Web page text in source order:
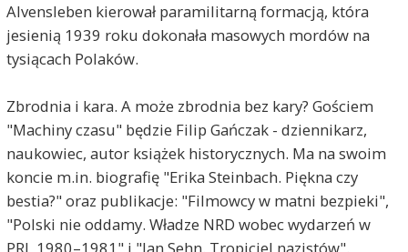
Alvensleben kierował paramilitarną formacją, która
jesienią 1939 roku dokonała masowych mordów na
tysiącach Polaków.
Zbrodnia i kara. A może zbrodnia bez kary? Gościem
"Machiny czasu" będzie Filip Gańczak - dziennikarz,
naukowiec, autor książek historycznych. Ma na swoim
koncie m.in. biografię "Erika Steinbach. Piękna czy
bestia?" oraz publikacje: "Filmowcy w matni bezpieki",
"Polski nie oddamy. Władze NRD wobec wydarzeń w